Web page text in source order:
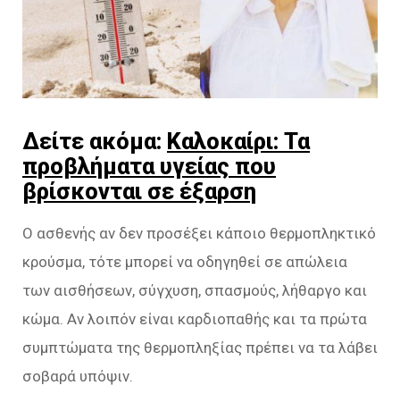
Δείτε ακόμα: Καλοκαίρι: Τα
προβλήματα υγείας που
βρίσκονται σε έξαρση
Ο ασθενής αν δεν προσέξει κάποιο θερμοπληκτικό
κρούσμα, τότε μπορεί να οδηγηθεί σε απώλεια
των αισθήσεων, σύγχυση, σπασμούς, λήθαργο και
κώμα. Αν λοιπόν είναι καρδιοπαθής και τα πρώτα
συμπτώματα της θερμοπληξίας πρέπει να τα λάβει
σοβαρά υπόψιν.